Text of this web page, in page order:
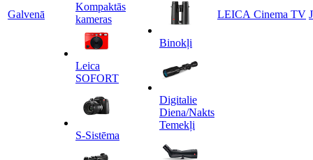
Galvenā
Kompaktās
kameras
Leica
SOFORT
S-Sistēma
Binokļi
Digitalie
Diena/Nakts
Temekļi
LEICA Cinema TV